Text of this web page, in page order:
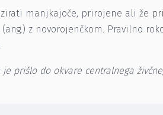
manjkajoče, prirojene ali že
z novorojenčkom. Pravilno
prišlo do okvare centralnega